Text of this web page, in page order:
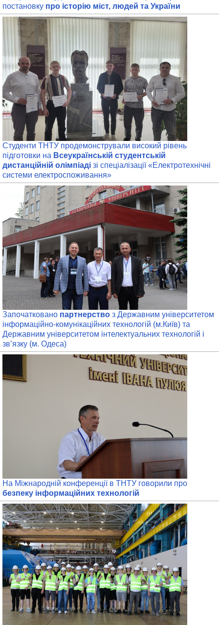
постановку про історію міст, людей та України
Студенти ТНТУ продемонстрували високий рівень
підготовки на Всеукраїнській студентській
дистанційній олімпіаді зі спеціалізації «Електротехнічні
системи електроспоживання»
Започатковано партнерство з Державним університетом
інформаційно-комунікаційних технологій (м.Київ) та
Державним університетом інтелектуальних технологій і
зв’язку (м. Одеса)
На Міжнародній конференції в ТНТУ говорили про
безпеку інформаційних технологій